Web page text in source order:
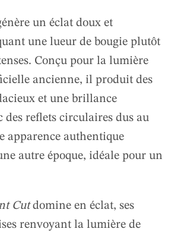
un éclat doux et
une lueur de bougie plutôt
Conçu pour la lumière
ancienne, il produit des
et une brillance
des reflets circulaires dus au
apparence authentique
autre époque, idéale pour un
Cutdomine en éclat, ses
renvoyant la lumière de